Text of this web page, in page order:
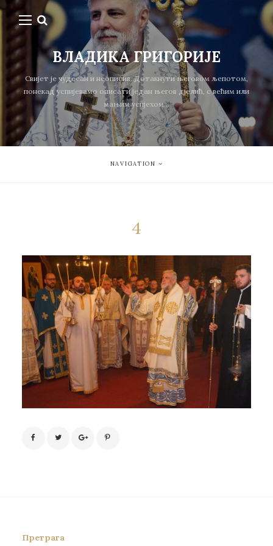
ВЛАДИКА ГРИГОРИЈЕ
Свијет је чудесан и неописив. Дотакнути његовом љепотом,
понекад успијевамо описати један његов дјелић, с већим или
мањим успјехом...
NAVIGATION
4
Претрага